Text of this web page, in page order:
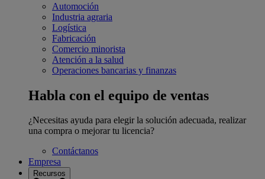
Automoción
Industria agraria
Logística
Fabricación
Comercio minorista
Atención a la salud
Operaciones bancarias y finanzas
Habla con el equipo de ventas
¿Necesitas ayuda para elegir la solución adecuada, realizar
una compra o mejorar tu licencia?
Contáctanos
Empresa
Recursos